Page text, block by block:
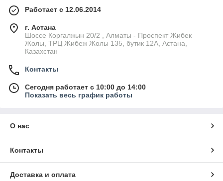
Работает с 12.06.2014
г. Астана
Шоссе Коргалжын 20/2 , Алматы - Проспект Жибек
Жолы, ТРЦ Жибеж Жолы 135, бутик 12А, Астана,
Казахстан
Контакты
Сегодня работает с 10:00 до 14:00
Показать весь график работы
О нас
Контакты
Доставка и оплата